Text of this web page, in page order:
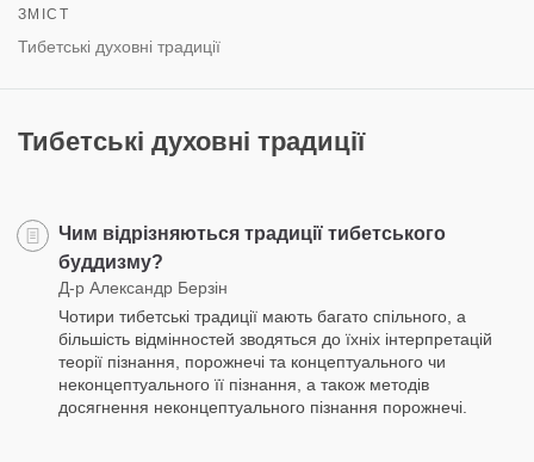
ЗМІСТ
Тибетські духовні традиції
Тибетські духовні традиції
Чим відрізняються традиції тибетського
буддизму?
Д-р Александр Берзін
Чотири тибетські традиції мають багато спільного, а
більшість відмінностей зводяться до їхніх інтерпретацій
теорії пізнання, порожнечі та концептуального чи
неконцептуального її пізнання, а також методів
досягнення неконцептуального пізнання порожнечі.